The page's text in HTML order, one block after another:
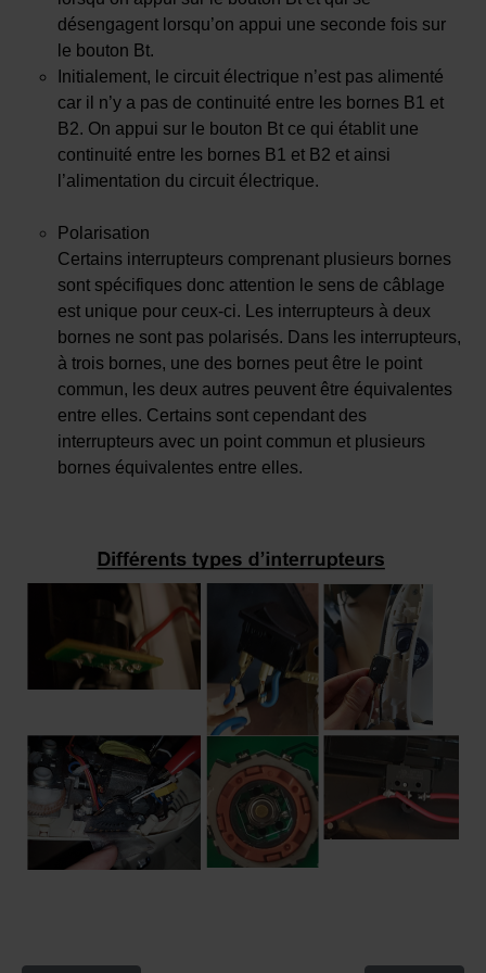
désengagent lorsqu’on appui une seconde fois sur
le bouton Bt.
Initialement, le circuit électrique n’est pas alimenté
car il n’y a pas de continuité entre les bornes B1 et
B2. On appui sur le bouton Bt ce qui établit une
continuité entre les bornes B1 et B2 et ainsi
l’alimentation du circuit électrique.
Polarisation
Certains interrupteurs comprenant plusieurs bornes
sont spécifiques donc attention le sens de câblage
est unique pour ceux-ci. Les interrupteurs à deux
bornes ne sont pas polarisés. Dans les interrupteurs,
à trois bornes, une des bornes peut être le point
commun, les deux autres peuvent être équivalentes
entre elles. Certains sont cependant des
interrupteurs avec un point commun et plusieurs
bornes équivalentes entre elles.